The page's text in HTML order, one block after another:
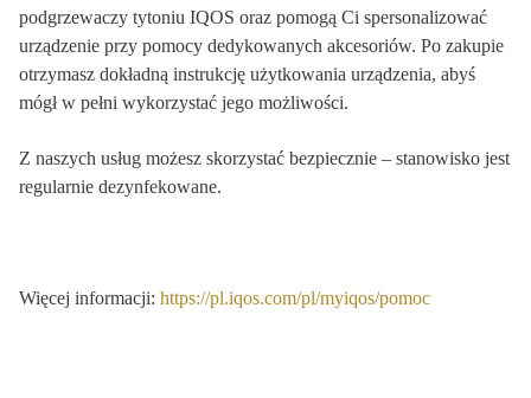
podgrzewaczy tytoniu IQOS oraz pomogą Ci spersonalizować
urządzenie przy pomocy dedykowanych akcesoriów. Po zakupie
otrzymasz dokładną instrukcję użytkowania urządzenia, abyś
mógł w pełni wykorzystać jego możliwości.
Z naszych usług możesz skorzystać bezpiecznie – stanowisko jest
regularnie dezynfekowane.
Więcej informacji: https://pl.iqos.com/pl/myiqos/pomoc